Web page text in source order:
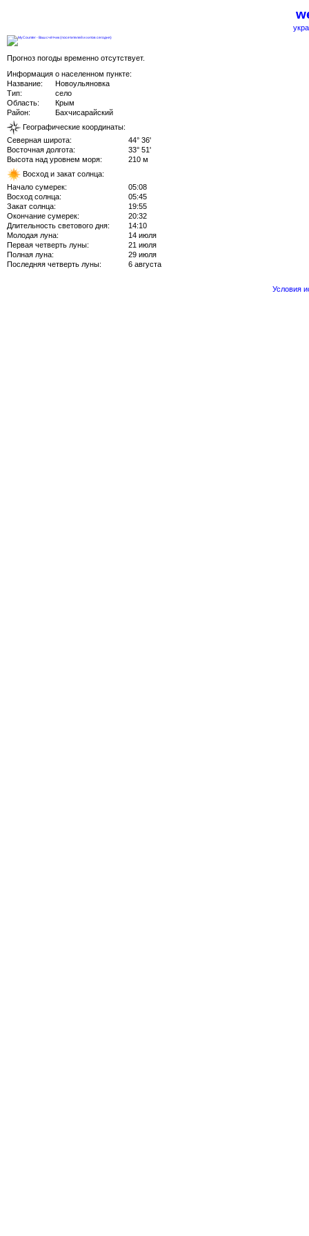
Прогноз погоды временно отсутствует.
Информация о населенном пункте:
Название:
Новоульяновка
Тип:
село
Область:
Крым
Район:
Бахчисарайский
Географические координаты:
Северная широта:
44° 36'
Восточная долгота:
33° 51'
Высота над уровнем моря:
210 м
Восход и закат солнца:
Начало сумерек:
05:08
Восход солнца:
05:45
Закат солнца:
19:55
Окончание сумерек:
20:32
Длительность светового дня:
14:10
Молодая луна:
14 июля
Первая четверть луны:
21 июля
Полная луна:
29 июля
Последняя четверть луны:
6 августа
Условия